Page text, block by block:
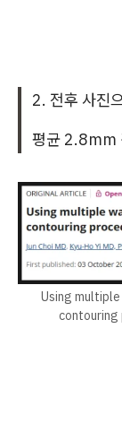
2. 전후 사진
평균 2.8mm
Using
contouring